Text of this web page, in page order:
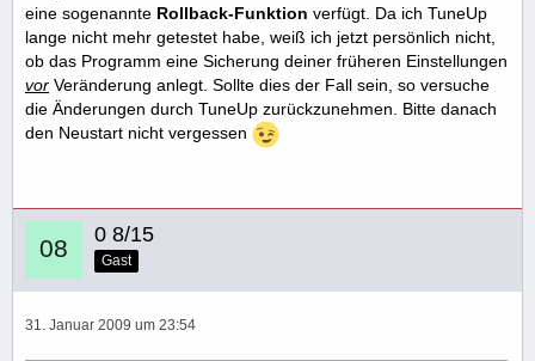
eine sogenannte Rollback-Funktion verfügt. Da ich TuneUp
lange nicht mehr getestet habe, weiß ich jetzt persönlich nicht,
ob das Programm eine Sicherung deiner früheren Einstellungen
vor Veränderung anlegt. Sollte dies der Fall sein, so versuche
die Änderungen durch TuneUp zurückzunehmen. Bitte danach
den Neustart nicht vergessen
0 8/15
Gast
31. Januar 2009 um 23:54